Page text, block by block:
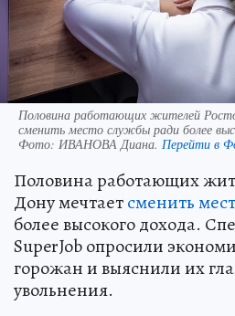
Половина работающих жителей
сменить место службы ради более
Фото: ИВАНОВА Диана. Перейти в
Половина работающих
Дону мечтаетсменить
более высокого дохода.
SuperJob опросили
горожан и выяснили их
увольнения.